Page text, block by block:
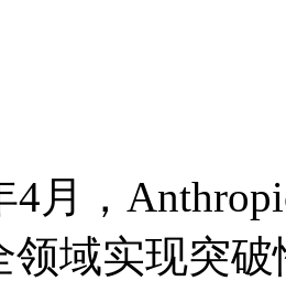
，
领域实现突